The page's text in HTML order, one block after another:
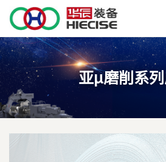
亚μ磨削系